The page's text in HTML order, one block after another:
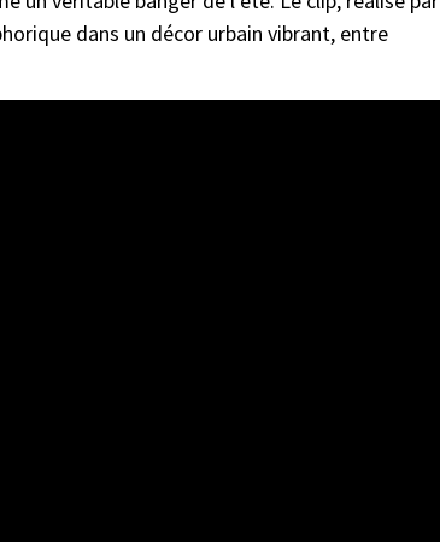
dans un décor urbain vibrant, entre